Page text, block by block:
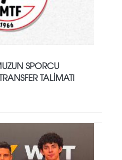
SPORCU
TALIMATI